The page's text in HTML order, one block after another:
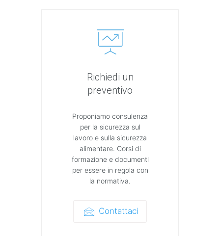
Richiedi un
preventivo
Proponiamo consulenza
per la sicurezza sul
lavoro e sulla sicurezza
alimentare. Corsi di
formazione e documenti
per essere in regola con
la normativa.
Contattaci